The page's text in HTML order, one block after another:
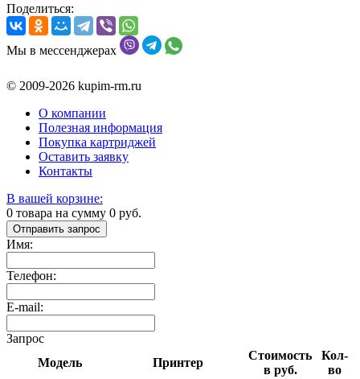
Поделиться:
Мы в мессенджерах
© 2009-2026 kupim-rm.ru
О компании
Полезная информация
Покупка картриджей
Оставить заявку
Контакты
В вашей корзине:
0 товара на сумму 0 руб.
Отправить запрос
Имя:
Телефон:
E-mail:
Запрос
Модель
Принтер
Стоимость
в руб.
Кол-
во